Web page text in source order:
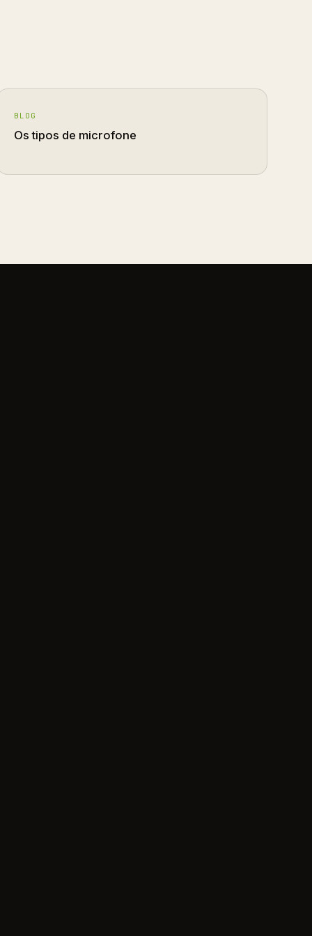
BLOG
Os tipos de microfone